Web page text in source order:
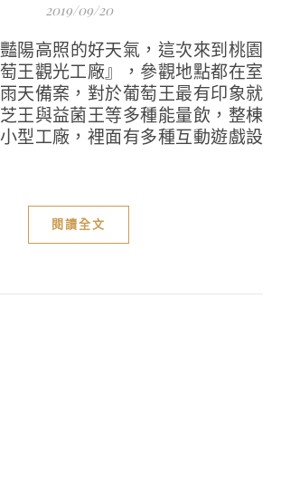
2019/09/20
王觀光工廠』，參觀地點都在室
天備案，對於葡萄王最有印象就
王與益菌王等多種能量飲，整棟
型工廠，裡面有多種互動遊戲設
閱讀全文